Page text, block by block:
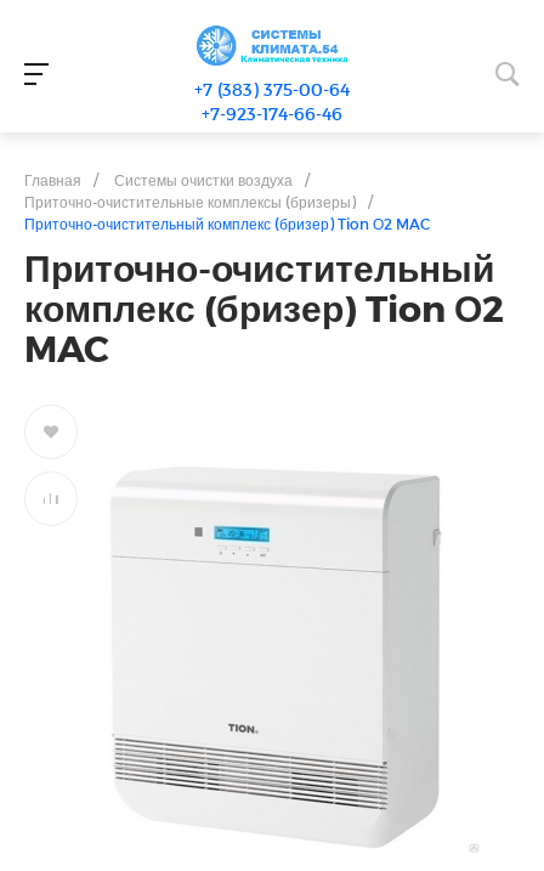
+7 (383) 375-00-64
+7-923-174-66-46
Главная / Системы очистки воздуха
/
Приточно-очистительные комплексы (бризеры)
/
Приточно-очистительный комплекс (бризер) Tion О2 MAC
Приточно-очистительный
комплекс (бризер) Tion О2
MAC